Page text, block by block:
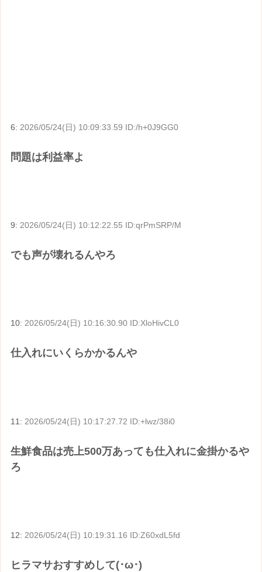
6: 2026/05/24(日) 10:09:33.59 ID:/h+0J9GG0
問題は利益率よ
9: 2026/05/24(日) 10:12:22.55 ID:qrPmSRP/M
でも声が壊れるんやろ
10:2026/05/24(日) 10:16:30.90 ID:XloHivCL0
仕入れにいくらかかるんや
11: 2026/05/24(日) 10:17:27.72 ID:+lwz/38i0
生鮮食品は売上500万あっても仕入れに金掛かるや
ろ
12: 2026/05/24(日) 10:19:31.16 ID:Z60xdL5fd
ヒラマサおすすめして(･ω･)